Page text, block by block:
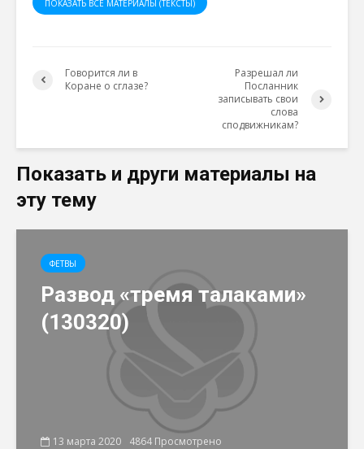
ПОКАЗАТЬ ВСЕ МАТЕРИАЛЫ (ТЕКСТЫ)
Говорится ли в
Коране о сглазе?
Разрешал ли
Посланник
записывать свои
слова
сподвижникам?
Показать и други материалы на
эту тему
ФЕТВЫ
Развод «тремя талаками»
(130320)
13 марта 2020 4864 Просмотрено